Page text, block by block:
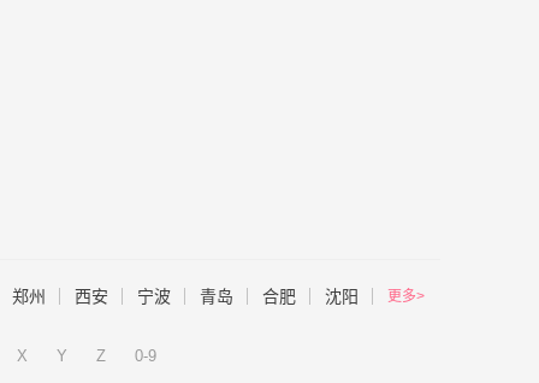
郑州 西安 宁波 青岛 合肥 沈阳 更多>
X Y Z 0-9